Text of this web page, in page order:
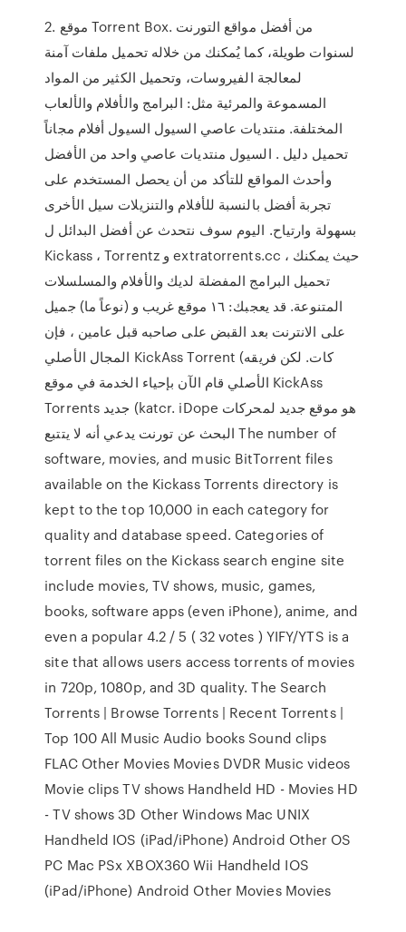
2. موقع Torrent Box. من أفضل مواقع التورنت
لسنوات طويلة، كما يُمكنك من خلاله تحميل ملفات آمنة
لمعالجة الفيروسات، وتحميل الكثير من المواد
المسموعة والمرئية مثل: البرامج والأفلام والألعاب
المختلفة. منتديات عاصي السيول السيول أفلام مجاناً
تحميل دليل . السيول منتديات عاصي واحد من الأفضل
وأحدث المواقع للتأكد من أن يحصل المستخدم على
تجربة أفضل بالنسبة للأفلام والتنزيلات سيل الأخرى
بسهولة وارتياح. اليوم سوف نتحدث عن أفضل البدائل ل
Kickass ، Torrentz و extratorrents.cc ، حيث يمكنك
تحميل البرامج المفضلة لديك والأفلام والمسلسلات
المتنوعة. قد يعجبك: ١٦ موقع غريب و (نوعاً ما) جميل
على الانترنت بعد القبض على صاحبه قبل عامين ، فإن
المجال الأصلي KickAss Torrent (كات. لكن فريقه
الأصلي قام الآن بإحياء الخدمة في موقع KickAss
Torrents جديد (katcr. iDope هو موقع جديد لمحركات
البحث عن تورنت يدعي أنه لا يتتبع The number of
software, movies, and music BitTorrent files
available on the Kickass Torrents directory is
kept to the top 10,000 in each category for
quality and database speed. Categories of
torrent files on the Kickass search engine site
include movies, TV shows, music, games,
books, software apps (even iPhone), anime, and
even a popular 4.2 / 5 ( 32 votes ) YIFY/YTS is a
site that allows users access torrents of movies
in 720p, 1080p, and 3D quality. The Search
Torrents | Browse Torrents | Recent Torrents |
Top 100 All Music Audio books Sound clips
FLAC Other Movies Movies DVDR Music videos
Movie clips TV shows Handheld HD - Movies HD
- TV shows 3D Other Windows Mac UNIX
Handheld IOS (iPad/iPhone) Android Other OS
PC Mac PSx XBOX360 Wii Handheld IOS
(iPad/iPhone) Android Other Movies Movies